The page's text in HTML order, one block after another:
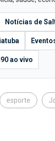
Notícias de
ao vivo
esporte